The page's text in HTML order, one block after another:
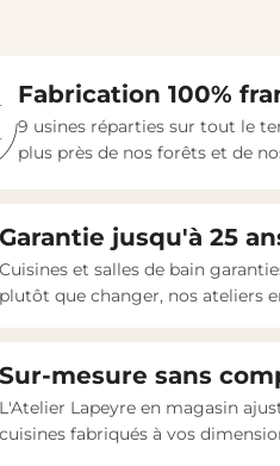
Fabrication 100%
9 usines réparties sur tout le
plus près de nos forêts et de
Garantie jusqu'à 25
Cuisines et salles de bain
plutôt que changer, nos ateliers
Sur-mesure sans
L'Atelier Lapeyre en magasin
cuisines fabriqués à vos